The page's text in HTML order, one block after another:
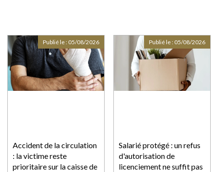
Accident de la circulation
: la victime reste
prioritaire sur la caisse de
Publié le : 05/08/2026
Salarié protégé : un refus
d'autorisation de
licenciement ne suffit pas
Publié le : 05/08/2026